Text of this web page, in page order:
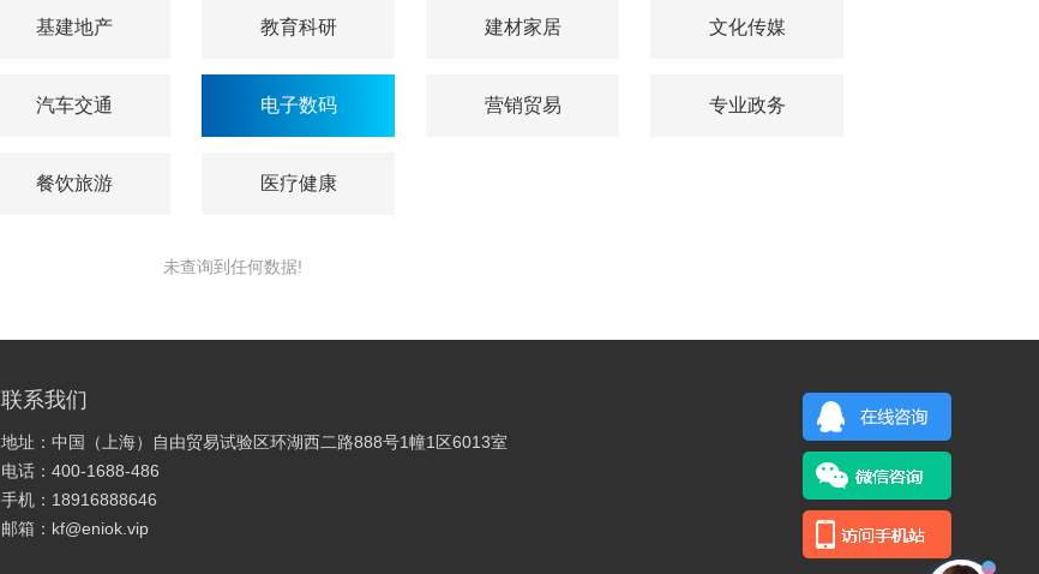
基建地产 教育科研 建材家居 文化传媒
汽车交通 电子数码 营销贸易 专业政务
餐饮旅游 医疗健康
未查询到任何数据!
联系我们
地址：中国（上海）自由贸易试验区环湖西二路888号1幢1区6013室
电话：400-1688-486
手机：18916888646
邮箱：kf@eniok.vip